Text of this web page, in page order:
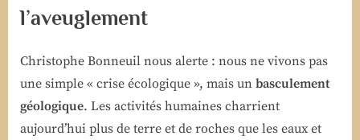
l’aveuglement
Christophe Bonneuil nous alerte : nous ne vivons pas
une simple « crise écologique », mais un basculement
géologique. Les activités humaines charrient
aujourd’hui plus de terre et de roches que les eaux et